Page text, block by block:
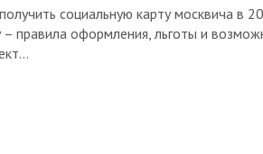
социальную карту москвича в
– правила оформления, льготы и